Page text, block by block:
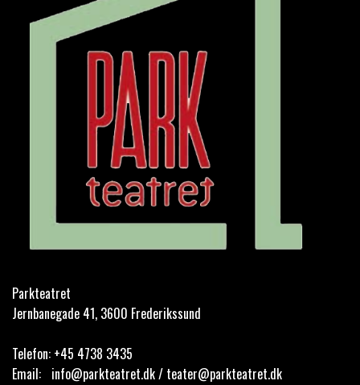
Parkteatret
Jernbanegade 41, 3600 Frederikssund
Telefon: +45 4738 3435
Email: info@parkteatret.dk / teater@parkteatret.dk